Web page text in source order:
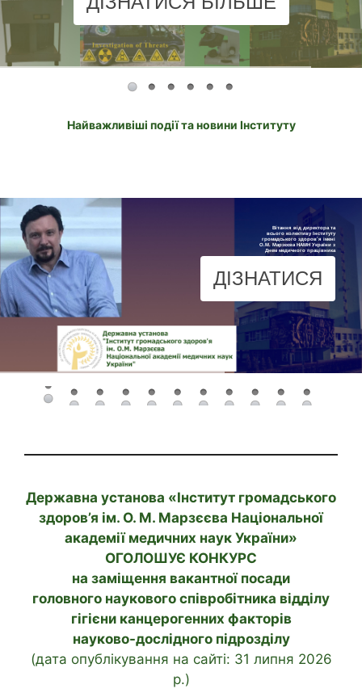
Найважливіші події та новини Інституту
Вітання від директора та
всього колективу Інституту
громадського здоров'я імені
О.М. Марзєєва НАМН України з
Днем медичного працівника
ДІЗНАТИСЯ
Державна установа «Інститут громадського
здоров’я ім. О. М. Марзєєва Національної
академії медичних наук України»
ОГОЛОШУЄ КОНКУРС
на заміщення вакантної посади
головного наукового співробітника відділу
гігієни канцерогенних факторів
науково-дослідного підрозділу
(дата опублікування на сайті: 31 липня 2026
р.)